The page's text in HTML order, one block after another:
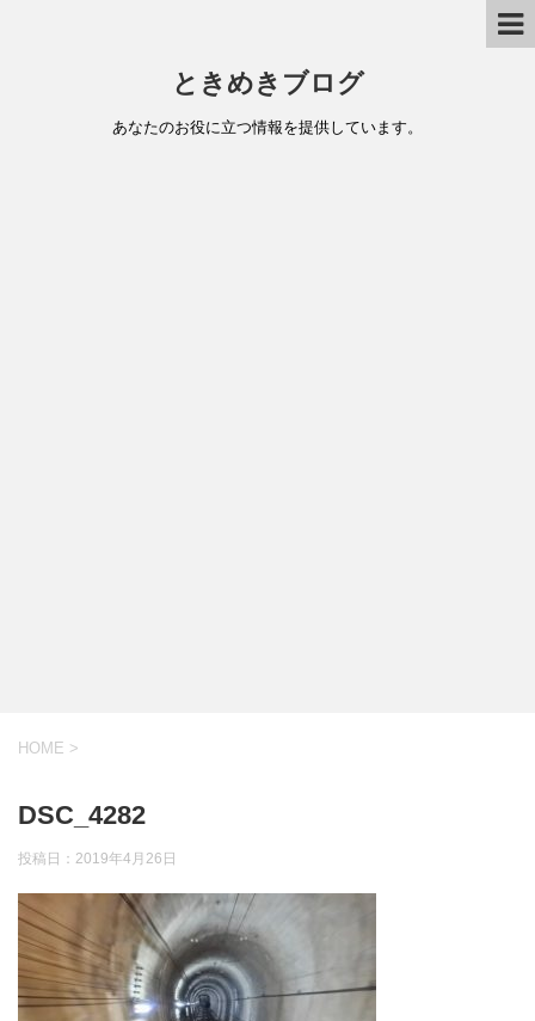
ときめきブログ
あなたのお役に立つ情報を提供しています。
HOME >
DSC_4282
投稿日： 2019年4月26日